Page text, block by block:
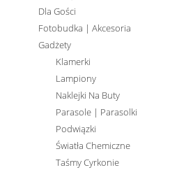
Dla Gości
Fotobudka | Akcesoria
Gadżety
Klamerki
Lampiony
Naklejki Na Buty
Parasole | Parasolki
Podwiązki
Światła Chemiczne
Taśmy Cyrkonie